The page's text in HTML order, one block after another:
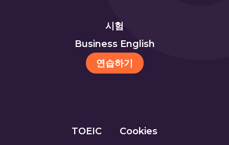
시험
Business English
연습하기
TOEIC Cookies